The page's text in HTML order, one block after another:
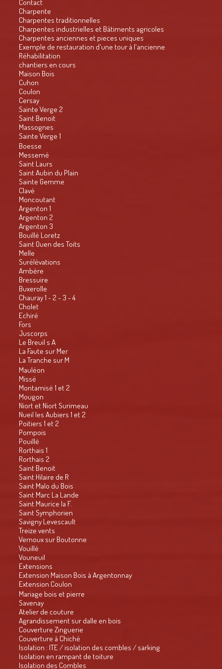
Charpente
Charpentes traditionnelles
Charpentes industrielles et Bâtiments agricoles
Charpentes anciennes et pieces uniques
Exemple de restauration d'une tour à l'ancienne
Réhabilitation
chantiers en cours
Maison Bois
Cuhon
Coulon
Cersay
Sainte Verge 2
Saint Benoit
Massognes
Sainte Verge 1
Boesse
Messemé
Saint Laurs
Saint Aubin du Plain
Sainte Gemme
Clavé
Moncoutant
Argenton 1
Argenton 2
Argenton 3
Bouillé Loretz
Saint Ouen des Toits
Melle
Surélévations
Ambère
Bressuire
Buxerolle
Chauray 1 - 2 - 3 - 4
Cholet
Echiré
Fors
Juscorps
Le Breuil s A
La Faute sur Mer
La Tranche sur M
Mauléon
Missé
Montamisé 1 et 2
Mougon
Niort et Niort Surimeau
Nueil les Aubiers 1 et 2
Poitiers 1 et 2
Pompois
Pouillé
Rorthais 1
Rorthais 2
Saint Benoit
Saint Hilaire de R
Saint Malo du Bois
Saint Marc La Lande
Saint Maurice la F.
Saint Symphorien
Savigny Levescault
Treize vents
Vernoux sur Boutonne
Vouillé
Vouneuil
Extensions
Extension Maison Bois à Argentonnay
Extension Coulon
Mariage bois et pierre
Savenay
Atelier de couture
Agrandissement sur dalle en bois
Couverture Zinguerie
Couverture à Chiché
Isolation : ITE / isolation des combles / sarking
Isolation en rampant de toiture
Isolation des Combles